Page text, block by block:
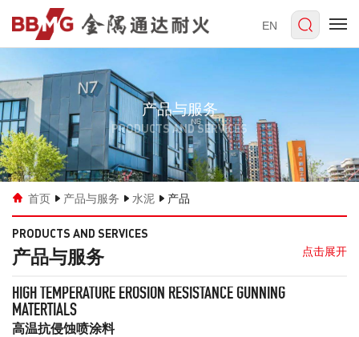
EN
产品与服务
PRODUCTS AND SERVICES
首页 产品与服务 水泥 产品
PRODUCTS AND SERVICES
产品与服务
HIGH TEMPERATURE EROSION RESISTANCE GUNNING
MATERTIALS
高温抗侵蚀喷涂料